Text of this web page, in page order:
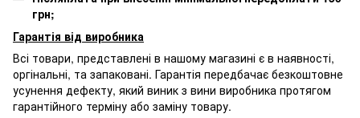
грн;
Гарантія від виробника
Всі товари, представлені в нашому магазині є в наявності,
оргінальні, та запаковані. Гарантія передбачає безкоштовне
усунення дефекту, який виник з вини виробника протягом
гарантійного терміну або заміну товару.